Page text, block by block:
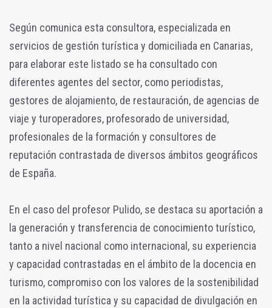
Según comunica esta consultora, especializada en
servicios de gestión turística y domiciliada en Canarias,
para elaborar este listado se ha consultado con
diferentes agentes del sector, como periodistas,
gestores de alojamiento, de restauración, de agencias de
viaje y turoperadores, profesorado de universidad,
profesionales de la formación y consultores de
reputación contrastada de diversos ámbitos geográficos
de España.
En el caso del profesor Pulido, se destaca su aportación a
la generación y transferencia de conocimiento turístico,
tanto a nivel nacional como internacional, su experiencia
y capacidad contrastadas en el ámbito de la docencia en
turismo, compromiso con los valores de la sostenibilidad
en la actividad turística y su capacidad de divulgación en